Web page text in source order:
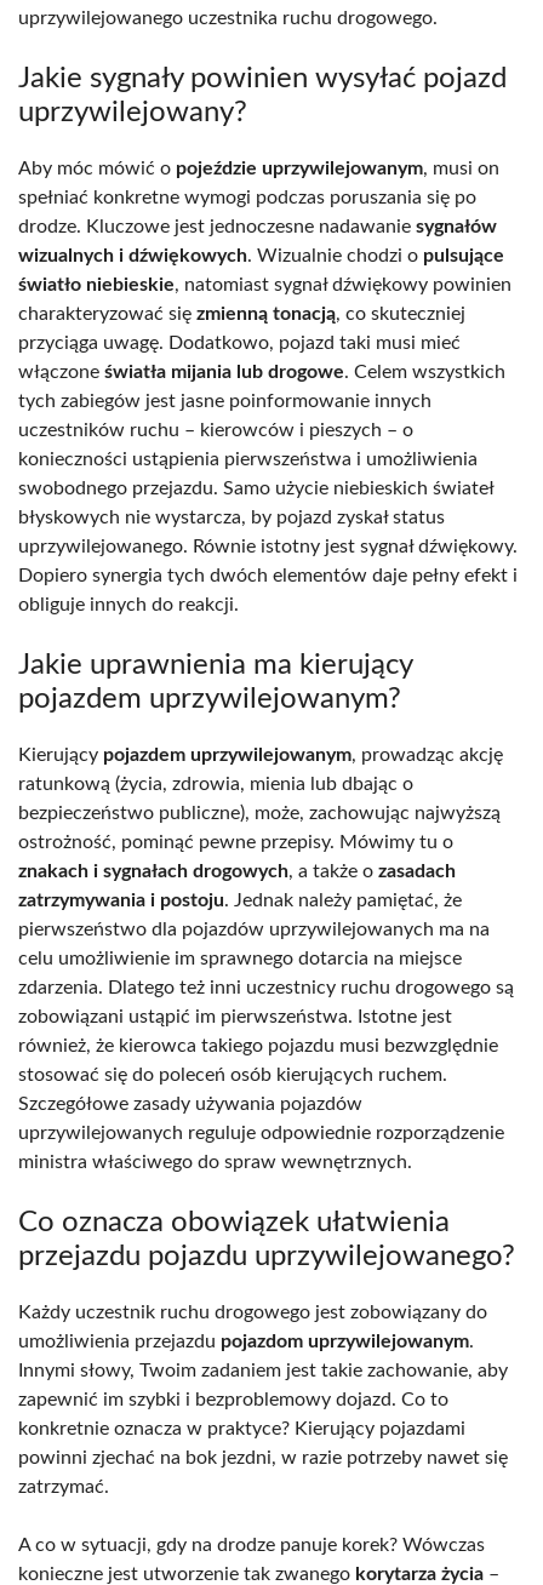
uprzywilejowanego uczestnika ruchu drogowego.
Jakie sygnały powinien wysyłać pojazd
uprzywilejowany?
Aby móc mówić o pojeździe uprzywilejowanym, musi on
spełniać konkretne wymogi podczas poruszania się po
drodze. Kluczowe jest jednoczesne nadawanie sygnałów
wizualnych i dźwiękowych. Wizualnie chodzi o pulsujące
światło niebieskie, natomiast sygnał dźwiękowy powinien
charakteryzować się zmienną tonacją, co skuteczniej
przyciąga uwagę. Dodatkowo, pojazd taki musi mieć
włączone światła mijania lub drogowe. Celem wszystkich
tych zabiegów jest jasne poinformowanie innych
uczestników ruchu – kierowców i pieszych – o
konieczności ustąpienia pierwszeństwa i umożliwienia
swobodnego przejazdu. Samo użycie niebieskich świateł
błyskowych nie wystarcza, by pojazd zyskał status
uprzywilejowanego. Równie istotny jest sygnał dźwiękowy.
Dopiero synergia tych dwóch elementów daje pełny efekt i
obliguje innych do reakcji.
Jakie uprawnienia ma kierujący
pojazdem uprzywilejowanym?
Kierujący pojazdem uprzywilejowanym, prowadząc akcję
ratunkową (życia, zdrowia, mienia lub dbając o
bezpieczeństwo publiczne), może, zachowując najwyższą
ostrożność, pominąć pewne przepisy. Mówimy tu o
znakach i sygnałach drogowych, a także o zasadach
zatrzymywania i postoju. Jednak należy pamiętać, że
pierwszeństwo dla pojazdów uprzywilejowanych ma na
celu umożliwienie im sprawnego dotarcia na miejsce
zdarzenia. Dlatego też inni uczestnicy ruchu drogowego są
zobowiązani ustąpić im pierwszeństwa. Istotne jest
również, że kierowca takiego pojazdu musi bezwzględnie
stosować się do poleceń osób kierujących ruchem.
Szczegółowe zasady używania pojazdów
uprzywilejowanych reguluje odpowiednie rozporządzenie
ministra właściwego do spraw wewnętrznych.
Co oznacza obowiązek ułatwienia
przejazdu pojazdu uprzywilejowanego?
Każdy uczestnik ruchu drogowego jest zobowiązany do
umożliwienia przejazdu pojazdom uprzywilejowanym.
Innymi słowy, Twoim zadaniem jest takie zachowanie, aby
zapewnić im szybki i bezproblemowy dojazd. Co to
konkretnie oznacza w praktyce? Kierujący pojazdami
powinni zjechać na bok jezdni, w razie potrzeby nawet się
zatrzymać.
A co w sytuacji, gdy na drodze panuje korek? Wówczas
konieczne jest utworzenie tak zwanego korytarza życia –